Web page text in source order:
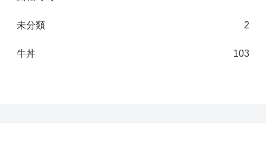
未分類 2
牛丼 103